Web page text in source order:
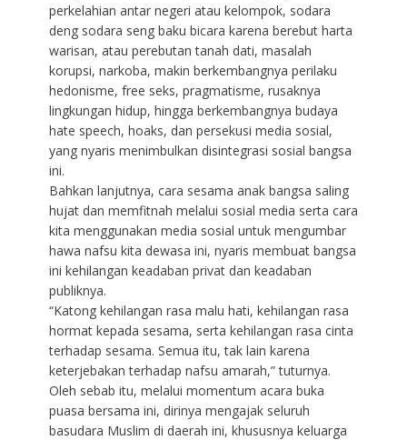
perkelahian antar negeri atau kelompok, sodara
deng sodara seng baku bicara karena berebut harta
warisan, atau perebutan tanah dati, masalah
korupsi, narkoba, makin berkembangnya perilaku
hedonisme, free seks, pragmatisme, rusaknya
lingkungan hidup, hingga berkembangnya budaya
hate speech, hoaks, dan persekusi media sosial,
yang nyaris menimbulkan disintegrasi sosial bangsa
ini.
Bahkan lanjutnya, cara sesama anak bangsa saling
hujat dan memfitnah melalui sosial media serta cara
kita menggunakan media sosial untuk mengumbar
hawa nafsu kita dewasa ini, nyaris membuat bangsa
ini kehilangan keadaban privat dan keadaban
publiknya.
“Katong kehilangan rasa malu hati, kehilangan rasa
hormat kepada sesama, serta kehilangan rasa cinta
terhadap sesama. Semua itu, tak lain karena
keterjebakan terhadap nafsu amarah,” tuturnya.
Oleh sebab itu, melalui momentum acara buka
puasa bersama ini, dirinya mengajak seluruh
basudara Muslim di daerah ini, khususnya keluarga